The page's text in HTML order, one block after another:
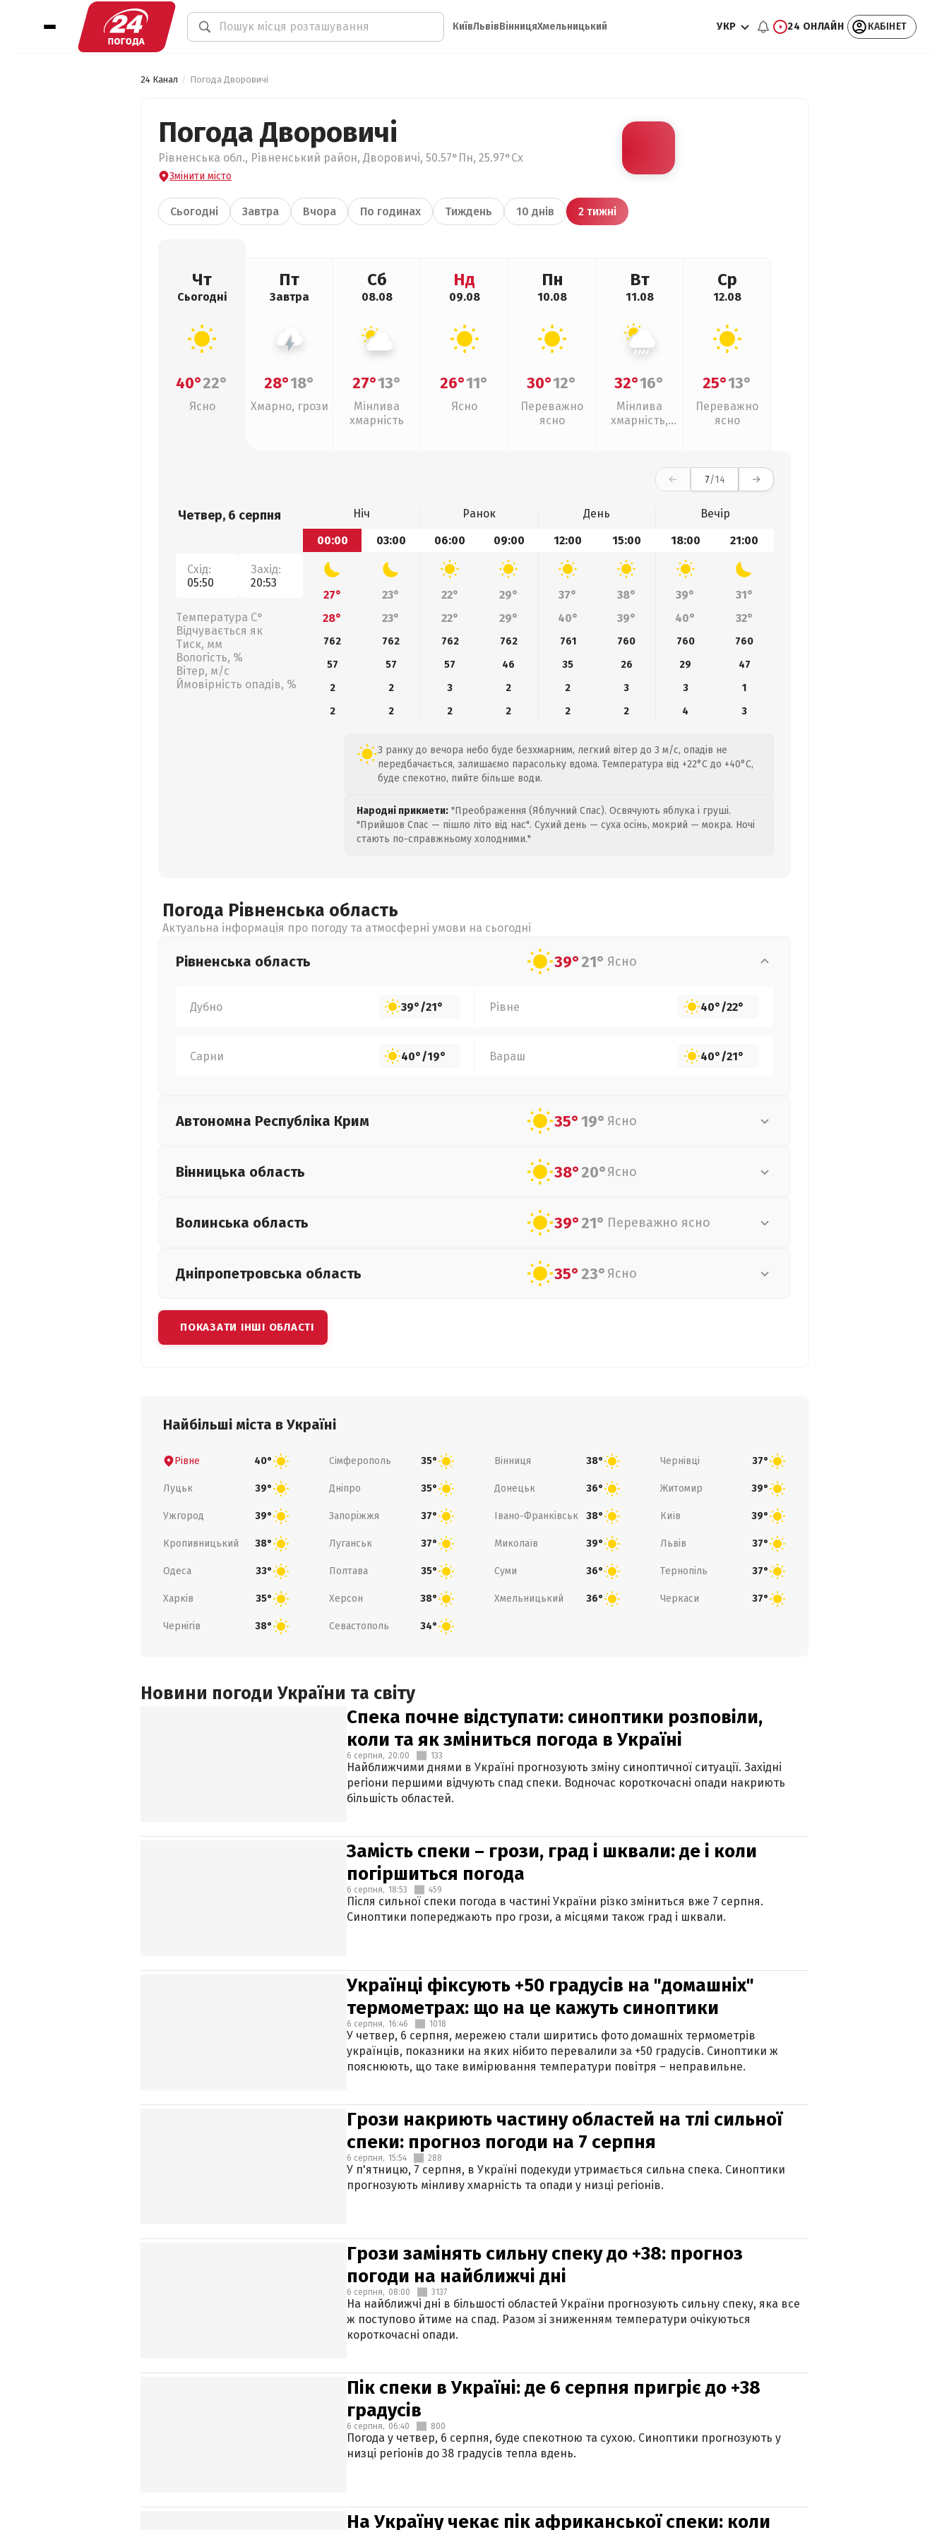
КиївЛьвівВінницяХмельницький УКР 24 ОНЛАЙН КАБІНЕТ
24 Канал Погода Дворовичі
Погода Дворовичі
Рівненська обл., Рівненський район, Дворовичі, 50.57°Пн, 25.97°Сх
Змінити місто
Сьогодні Завтра Вчора По годинах Тиждень 10 днів 2 тижні
Чт
Сьогодні
40°22°
Ясно
Пт
Завтра
28°18°
Хмарно, грози
Сб
08.08
27°13°
Мінлива
хмарність
Нд
09.08
26°11°
Ясно
Пн
10.08
30°12°
Переважно
ясно
Вт
11.08
32°16°
Мінлива
хмарність,
Ср
12.08
25°13°
Переважно
ясно
7/14
Четвер, 6 серпня
Схід:
05:50
Захід:
20:53
Температура С°
Відчувається як
Тиск, мм
Вологість, %
Вітер, м/с
Ймовірність опадів, %
Ніч Ранок День
Вечір
00:00
03:00 06:00 09:00 12:00 15:00 18:00 21:00
27° 23° 22° 29° 37° 38° 39°
31°
28°
23° 22° 29° 40° 39° 40° 32°
762 762 762 762 761 760 760
760
57
57 57 46 35 26 29
47
2
2 3 2 2 3 3
1
2
2 2 2 2 2 4 3
З ранку до вечора небо буде безхмарним, легкий вітер до 3 м/с, опадів не
передбачається, залишаємо парасольку вдома. Температура від +22°C до +40°C,
буде спекотно, пийте більше води.
Народні прикмети: "Преображення (Яблучний Спас). Освячують яблука і груші.
"Прийшов Спас — пішло літо від нас". Сухий день — суха осінь, мокрий — мокра. Ночі
стають по-справжньому холодними."
Погода Рівненська область
Актуальна інформація про погоду та атмосферні умови на сьогодні
Рівненська область 39°21° Ясно
Дубно 39°/21° Рівне 40°/22°
Сарни 40°/19° Вараш 40°/21°
Автономна Республіка Крим 35°19° Ясно
Вінницька область 38°20°Ясно
Волинська область 39°21° Переважно ясно
Дніпропетровська область 35°23° Ясно
ПОКАЗАТИ ІНШІ ОБЛАСТІ
Найбільші міста в Україні
Рівне 40° Сімферополь 35° Вінниця 38° Чернівці 37°
Луцьк 39° Дніпро 35° Донецьк 36° Житомир 39°
Ужгород 39° Запоріжжя 37° Івано-Франківськ 38° Київ 39°
Кропивницький 38° Луганськ 37° Миколаїв 39° Львів 37°
Одеса 33° Полтава 35° Суми 36° Тернопіль 37°
Харків 35° Херсон 38° Хмельницький 36° Черкаси 37°
Чернігів 38° Севастополь 34°
Новини погоди України та світу
Спека почне відступати: синоптики розповіли,
коли та як зміниться погода в Україні
6 серпня, 20:00 133
Найближчими днями в Україні прогнозують зміну синоптичної ситуації. Західні
регіони першими відчують спад спеки. Водночас короткочасні опади накриють
більшість областей.
Замість спеки – грози, град і шквали: де і коли
погіршиться погода
6 серпня, 18:53 459
Після сильної спеки погода в частині України різко зміниться вже 7 серпня.
Синоптики попереджають про грози, а місцями також град і шквали.
Українці фіксують +50 градусів на "домашніх"
термометрах: що на це кажуть синоптики
6 серпня, 16:46 1018
У четвер, 6 серпня, мережею стали ширитись фото домашніх термометрів
українців, показники на яких нібито перевалили за +50 градусів. Синоптики ж
пояснюють, що таке вимірювання температури повітря – неправильне.
Грози накриють частину областей на тлі сильної
спеки: прогноз погоди на 7 серпня
6 серпня, 15:54 288
У п'ятницю, 7 серпня, в Україні подекуди утримається сильна спека. Синоптики
прогнозують мінливу хмарність та опади у низці регіонів.
Грози замінять сильну спеку до +38: прогноз
погоди на найближчі дні
6 серпня, 08:00 3137
На найближчі дні в більшості областей України прогнозують сильну спеку, яка все
ж поступово йтиме на спад. Разом зі зниженням температури очікуються
короткочасні опади.
Пік спеки в Україні: де 6 серпня пригріє до +38
градусів
6 серпня, 06:40 800
Погода у четвер, 6 серпня, буде спекотною та сухою. Синоптики прогнозують у
низці регіонів до 38 градусів тепла вдень.
На Україну чекає пік африканської спеки: коли